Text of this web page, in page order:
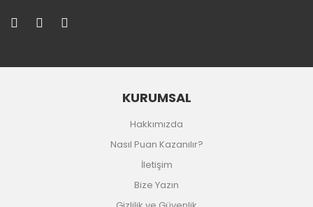
KURUMSAL
Hakkımızda
Nasıl Puan Kazanılır?
İletişim
Bize Yazın